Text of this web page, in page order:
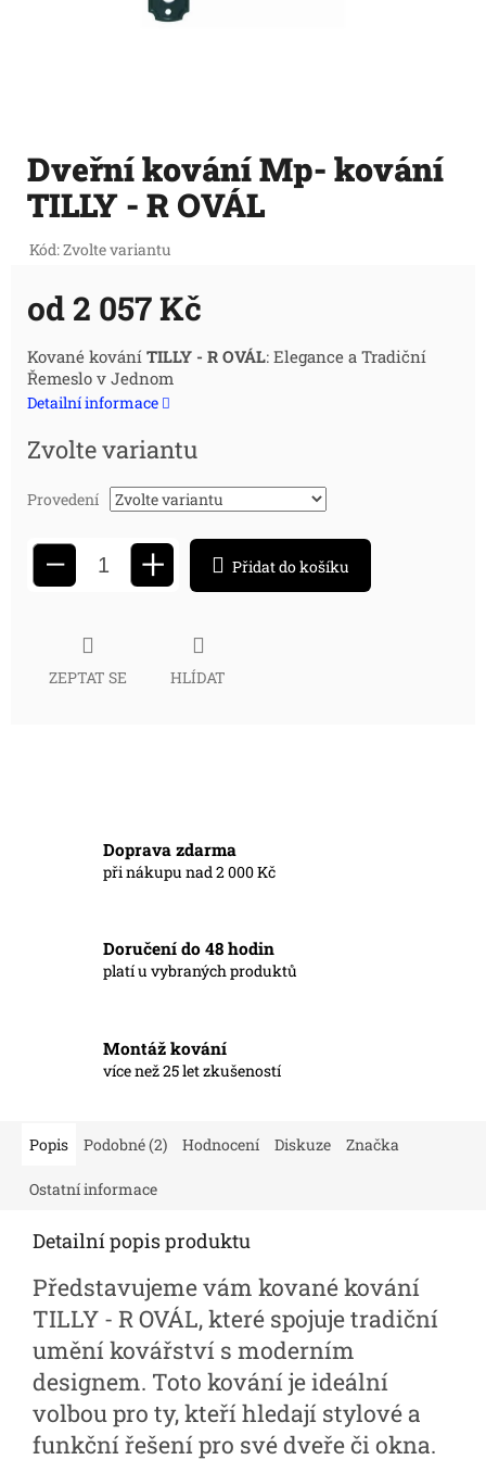
Dveřní kování Mp- kování
TILLY - R OVÁL
Kód:Zvolte variantu
od 2 057 Kč
Měrná
cena:
Kované kování TILLY - R OVÁL: Elegance a Tradiční
Řemeslo v Jednom
Detailní informace
Zvolte variantu
Provedení
− + Přidat do košíku
ZEPTAT SE HLÍDAT
Doprava zdarma
při nákupu nad 2 000 Kč
Doručení do 48 hodin
platí u vybraných produktů
Montáž kování
více než 25 let zkušeností
Popis Podobné (2) Hodnocení Diskuze Značka
Ostatní informace
Detailní popis produktu
Představujeme vám kované kování
TILLY - R OVÁL, které spojuje tradiční
umění kovářství s moderním
designem. Toto kování je ideální
volbou pro ty, kteří hledají stylové a
funkční řešení pro své dveře či okna.